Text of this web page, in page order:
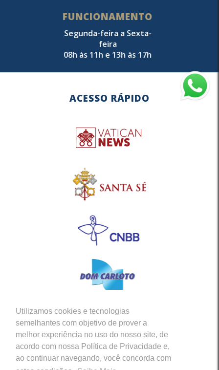
Utilizamos cookies e tecnologias
semelhantes com objetivo de prover a
melhor experiência no uso do nosso site, de
acordo com nossa Política de Privacidade e,
ao continuar navegando, você concorda com
FUNCIONAMENTO
Segunda-feira a Sexta-
feira
08h às 11h e 13h às 17h
ACESSO RÁPIDO
Siga-nos em nossas Redes Sociais